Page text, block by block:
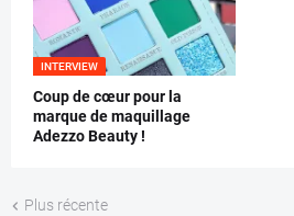
INTERVIEW
Coup de cœur pour la
marque de maquillage
Adezzo Beauty !
Plus récente